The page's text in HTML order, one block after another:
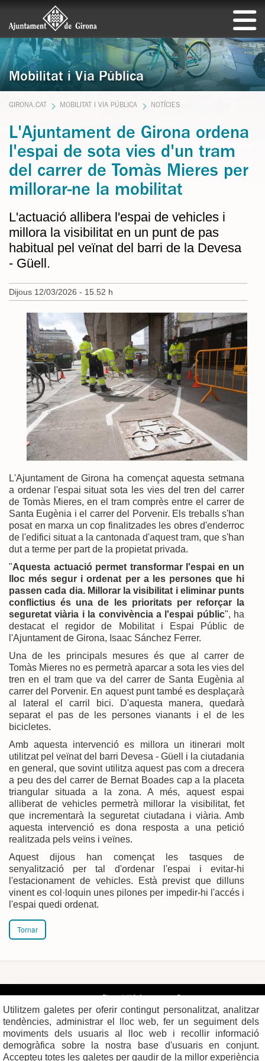
Mobilitat i Via Pública
GIRONA.CAT MOBILITAT I VIA PÚBLICA NOTÍCIES
L'Ajuntament de Girona ordena
l'espai de sota vies d'un tram
del carrer de Tomàs Mieres per
millorar-ne la mobilitat
L'actuació allibera l'espai de vehicles i
millora la visibilitat en un punt de pas
habitual pel veïnat del barri de la Devesa
- Güell.
Dijous 12/03/2026 - 15.52 h
L'Ajuntament de Girona ha començat aquesta setmana
a ordenar l'espai situat sota les vies del tren del carrer
de Tomàs Mieres, en el tram comprès entre el carrer de
Santa Eugènia i el carrer del Porvenir. Els treballs s'han
posat en marxa un cop finalitzades les obres d'enderroc
de l'edifici situat a la cantonada d'aquest tram, que s'han
dut a terme per part de la propietat privada.
"Aquesta actuació permet transformar l'espai en un
lloc més segur i ordenat per a les persones que hi
passen cada dia. Millorar la visibilitat i eliminar punts
conflictius és una de les prioritats per reforçar la
seguretat viària i la convivència a l'espai públic", ha
destacat el regidor de Mobilitat i Espai Públic de
l'Ajuntament de Girona, Isaac Sánchez Ferrer.
Una de les principals mesures és que al carrer de
Tomàs Mieres no es permetrà aparcar a sota les vies del
tren en el tram que va del carrer de Santa Eugènia al
carrer del Porvenir. En aquest punt també es desplaçarà
al lateral el carril bici. D'aquesta manera, quedarà
separat el pas de les persones vianants i el de les
bicicletes.
Amb aquesta intervenció es millora un itinerari molt
utilitzat pel veïnat del barri Devesa - Güell i la ciutadania
en general, que sovint utilitza aquest pas com a drecera
a peu des del carrer de Bernat Boades cap a la placeta
triangular situada a la zona. A més, aquest espai
alliberat de vehicles permetrà millorar la visibilitat, fet
que incrementarà la seguretat ciutadana i viària. Amb
aquesta intervenció es dona resposta a una petició
realitzada pels veïns i veïnes.
Aquest dijous han començat les tasques de
senyalització per tal d'ordenar l'espai i evitar-hi
l'estacionament de vehicles. Està previst que dilluns
vinent es col·loquin unes pilones per impedir-hi l'accés i
l'espai quedi ordenat.
Tornar
Plaça del Vi, 1
Tel. 972 419 010
Contacte
Mapa de xarxes
Avís legal
Utilitzem galetes per oferir contingut personalitzat, analitzar
tendències, administrar el lloc web, fer un seguiment dels
moviments dels usuaris al lloc web i recollir informació
demogràfica sobre la nostra base d'usuaris en conjunt.
Accepteu totes les galetes per gaudir de la millor experiència